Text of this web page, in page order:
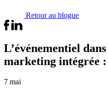
Retour au blogue
L’événementiel
marketing intégrée
7 mai